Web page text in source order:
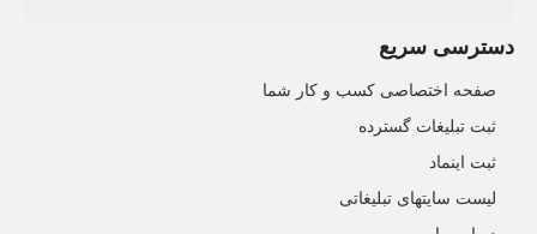
دسترسی سریع
صفحه اختصاصی کسب و کار شما
ثبت تبلیغات گسترده
ثبت اینماد
لیست سایتهای تبلیغاتی